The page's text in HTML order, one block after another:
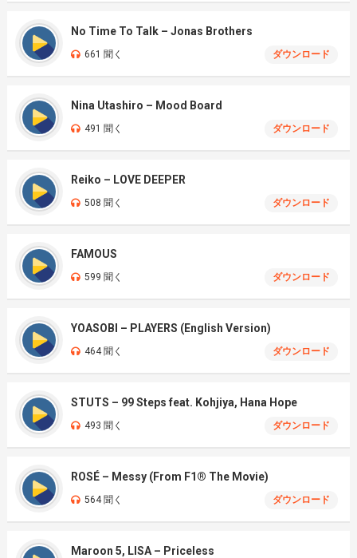
No Time To Talk – Jonas Brothers
661 聞く ダウンロード
Nina Utashiro – Mood Board
491 聞く ダウンロード
Reiko – LOVE DEEPER
508 聞く ダウンロード
FAMOUS
599 聞く ダウンロード
YOASOBI – PLAYERS (English Version)
464 聞く ダウンロード
STUTS – 99 Steps feat. Kohjiya, Hana Hope
493 聞く ダウンロード
ROSÉ – Messy (From F1® The Movie)
564 聞く ダウンロード
Maroon 5, LISA – Priceless